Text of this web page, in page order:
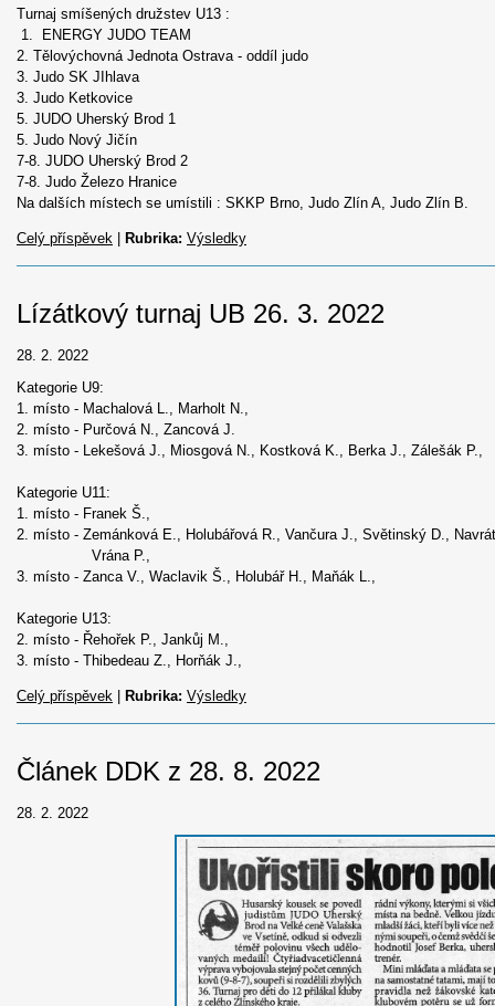
Turnaj smíšených družstev U13 :
1. ENERGY JUDO TEAM
2. Tělovýchovná Jednota Ostrava - oddíl judo
3. Judo SK JIhlava
3. Judo Ketkovice
5. JUDO Uherský Brod 1
5. Judo Nový Jičín
7-8. JUDO Uherský Brod 2
7-8. Judo Železo Hranice
Na dalších místech se umístili : SKKP Brno, Judo Zlín A, Judo Zlín B.
Celý příspěvek Rubrika: Výsledky
Lízátkový turnaj UB 26. 3. 2022
28. 2. 2022
Kategorie U9:
1. místo - Machalová L., Marholt N.,
2. místo - Purčová N., Zancová J.
3. místo - Lekešová J., Miosgová N., Kostková K., Berka J., Zálešák P.,
Kategorie U11:
1. místo - Franek Š.,
2. místo - Zemánková E., Holubářová R., Vančura J., Světinský D.,
Vrána P.,
3. místo - Zanca V., Waclavik Š., Holubář H., Maňák L.,
Kategorie U13:
2. místo - Řehořek P., Jankůj M.,
3. místo - Thibedeau Z., Horňák J.,
Celý příspěvek Rubrika: Výsledky
Článek DDK z 28. 8. 2022
28. 2. 2022